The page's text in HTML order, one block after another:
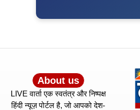
About us
LIVE वार्ता एक स्वतंत्र और निष्पक्ष
हिंदी न्यूज़ पोर्टल है, जो आपको देश-